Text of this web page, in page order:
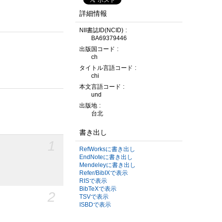
2
詳細情報
NII書誌ID(NCID)
BA69379446
出版国コード
ch
タイトル言語コード
chi
本文言語コード
und
出版地
台北
書き出し
RefWorksに書き出し
EndNoteに書き出し
Mendeleyに書き出し
Refer/BibIXで表示
RISで表示
BibTeXで表示
TSVで表示
ISBDで表示